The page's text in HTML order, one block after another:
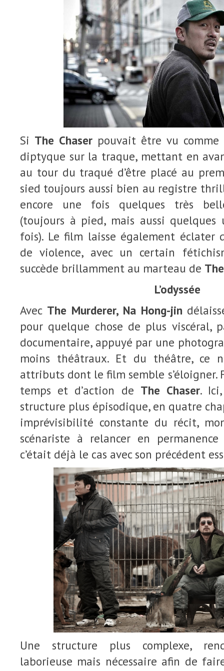
Si The Chaser pouvait être vu
diptyque sur la traque, mettant en
au tour du traqué d’être placé au
sied toujours aussi bien au registre
encore une fois quelques très
(toujours à pied, mais aussi
fois). Le film laisse également éclater
de violence, avec un certain
succède brillamment au marteau de
L’odyssée
Avec The Murderer, Na Hong-jin
pour quelque chose de plus viscéral,
documentaire, appuyé par une
moins théâtraux. Et du théâtre, ce
attributs dont le film semble s’éloigner.
temps et d’action de The Chaser.
structure plus épisodique, en quatre
imprévisibilité constante du récit,
scénariste à relancer en
c’était déjà le cas avec son précédent
Une structure plus complexe,
laborieuse mais nécessaire afin de